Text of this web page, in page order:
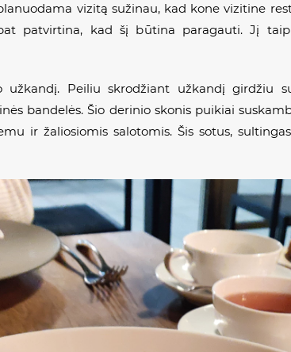
vizitą sužinau, kad kone vizitine
patvirtina, kad šį būtina paragauti. Jį
Peiliu skrodžiant užkandį girdžiu
bandelės. Šio derinio skonis puikiai
ir žaliosiomis salotomis. Šis sotus,